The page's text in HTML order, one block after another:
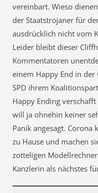
vereinbart. Wieso
der Staatstrojaner für
ausdrücklich nicht vom
Leider bleibt dieser
Kommentatoren
einem Happy End in
SPD ihrem
Happy Ending
will ja ohnehin keiner
Panik angesagt. Corona
zu Hause und machen
zotteligen
Kanzlerin als nächstes